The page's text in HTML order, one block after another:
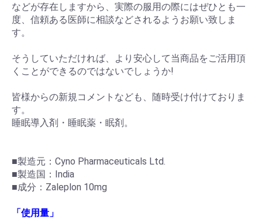
などが存在しますから、実際の服用の際にはぜひとも一
度、信頼ある医師に相談などされるようお願い致しま
す。
そうしていただければ、より安心して当商品をご活用頂
くことができるのではないでしょうか!
皆様からの新規コメントなども、随時受け付けておりま
す。
睡眠導入剤・睡眠薬・眠剤。
■製造元：Cyno Pharmaceuticals Ltd.
■製造国：India
■成分：Zaleplon 10mg
「使用量」